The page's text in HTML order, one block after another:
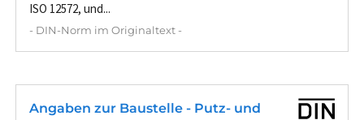
ISO 12572, und...
- DIN-Norm im Originaltext -
Angaben zur Baustelle - Putz- und